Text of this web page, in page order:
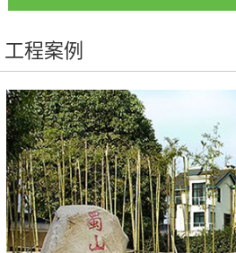
工程案例